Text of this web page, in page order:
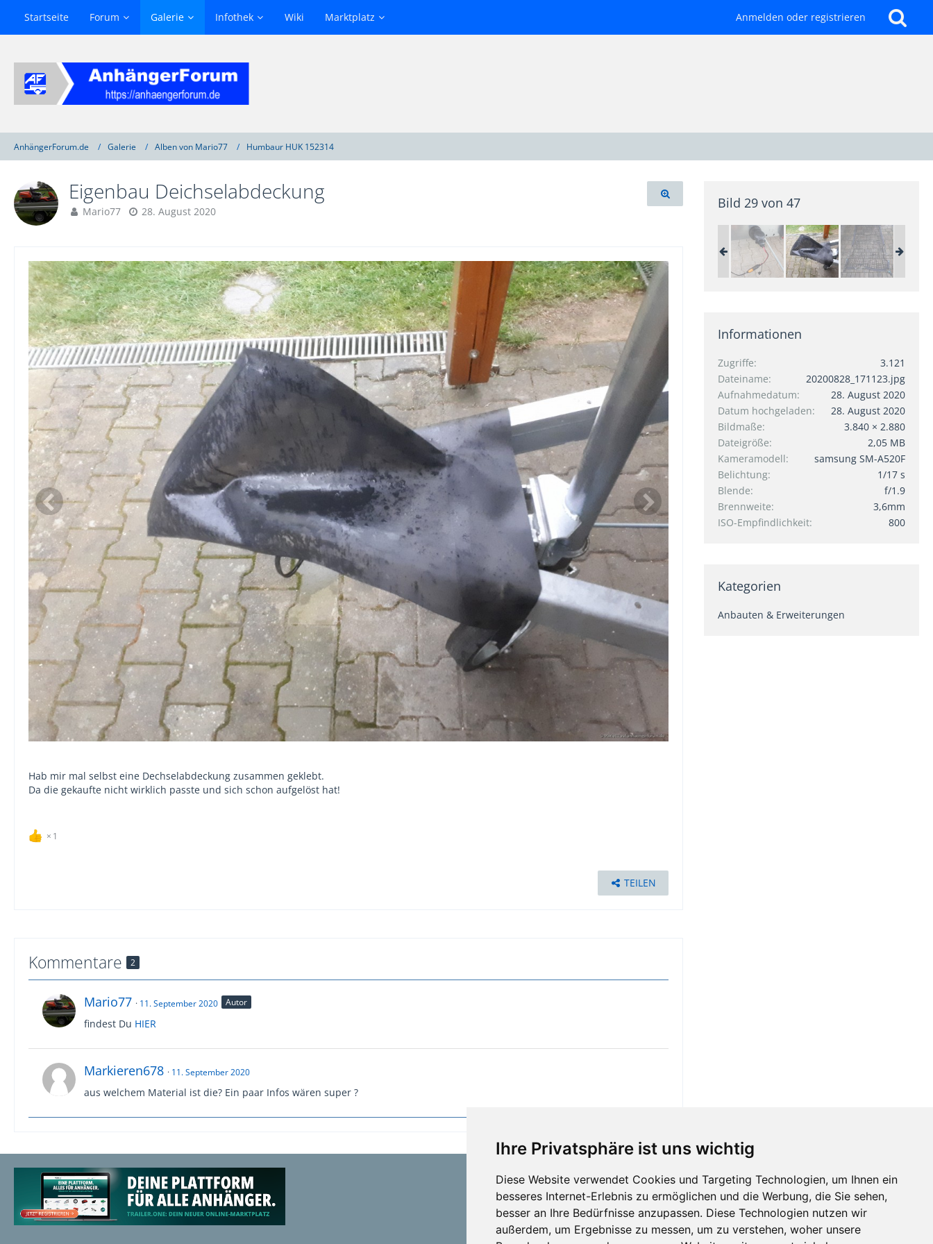
Ihre Privatsphäre ist uns wichtig
Diese Website verwendet Cookies und Targeting Technologien, um Ihnen ein
besseres Internet-Erlebnis zu ermöglichen und die Werbung, die Sie sehen,
besser an Ihre Bedürfnisse anzupassen. Diese Technologien nutzen wir
außerdem, um Ergebnisse zu messen, um zu verstehen, woher unsere
Startseite Forum Galerie Infothek Wiki Marktplatz Anmelden oder registrieren
AnhängerForum.de Galerie Alben von Mario77 Humbaur HUK 152314
Eigenbau Deichselabdeckung
Mario77 28. August 2020
Hab mir mal selbst eine Dechselabdeckung zusammen geklebt.
Da die gekaufte nicht wirklich passte und sich schon aufgelöst hat!
1
TEILEN
Kommentare 2
Mario77 11. September 2020 Autor
findest Du HIER
Markieren678 11. September 2020
aus welchem Material ist die? Ein paar Infos wären super ?
Bild 29 von 47
Informationen
Zugriffe
3.121
Dateiname
20200828_171123.jpg
Aufnahmedatum
28. August 2020
Datum hochgeladen
28. August 2020
Bildmaße
3.840 × 2.880
Dateigröße
2,05 MB
Kameramodell
samsung SM-A520F
Belichtung
1/17 s
Blende
f/1.9
Brennweite
3,6mm
ISO-Empfindlichkeit
800
Kategorien
Anbauten & Erweiterungen